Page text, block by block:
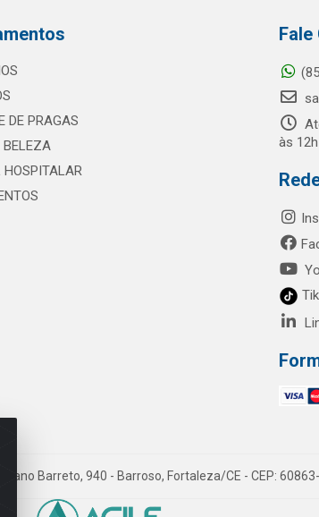
DE PRAGAS
BELEZA
HOSPITALAR
às
Barreto, 940 - Barroso, Fortaleza/CE - CEP: